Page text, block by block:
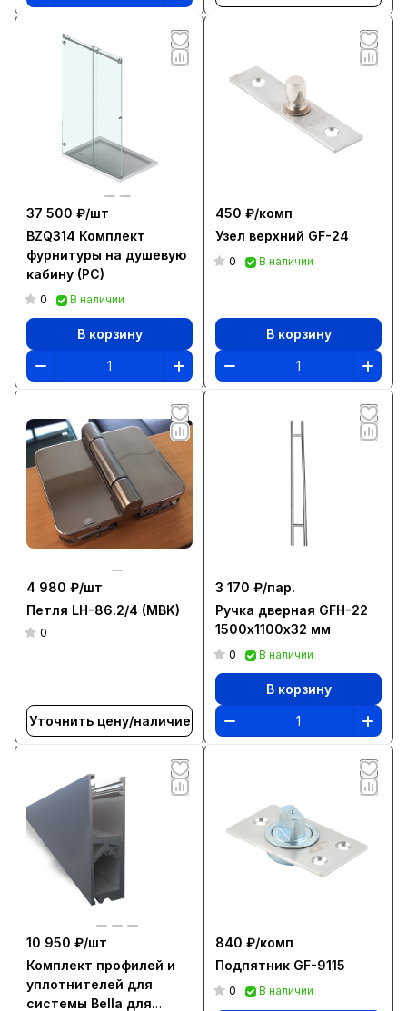
37 500 ₽/шт
BZQ314 Комплект
фурнитуры на душевую
кабину (PC)
0 В наличии
В корзину
450 ₽/комп
Узел верхний GF-24
0 В наличии
В корзину
4 980 ₽/шт
Петля LH-86.2/4 (MBK)
0
Уточнить цену/наличие
3 170 ₽/пар.
Ручка дверная GFH-22
1500х1100х32 мм
0 В наличии
В корзину
10 950 ₽/шт
Комплект профилей и
уплотнителей для
системы Bella для
840 ₽/комп
Подпятник GF-9115
0 В наличии